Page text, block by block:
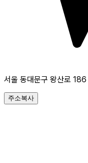
서울 동대문구 왕산로
주소복사